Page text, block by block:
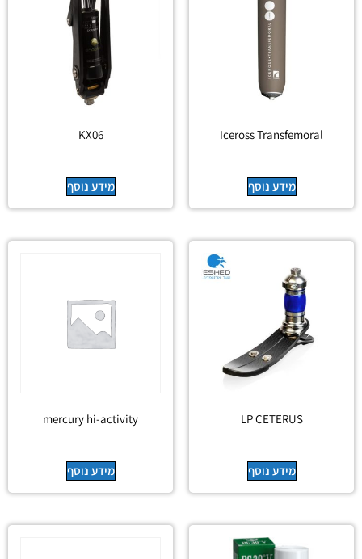
Iceross Transfemoral
מידע נוסף
KX06
מידע נוסף
LP CETERUS
מידע נוסף
mercury hi-activity
מידע נוסף